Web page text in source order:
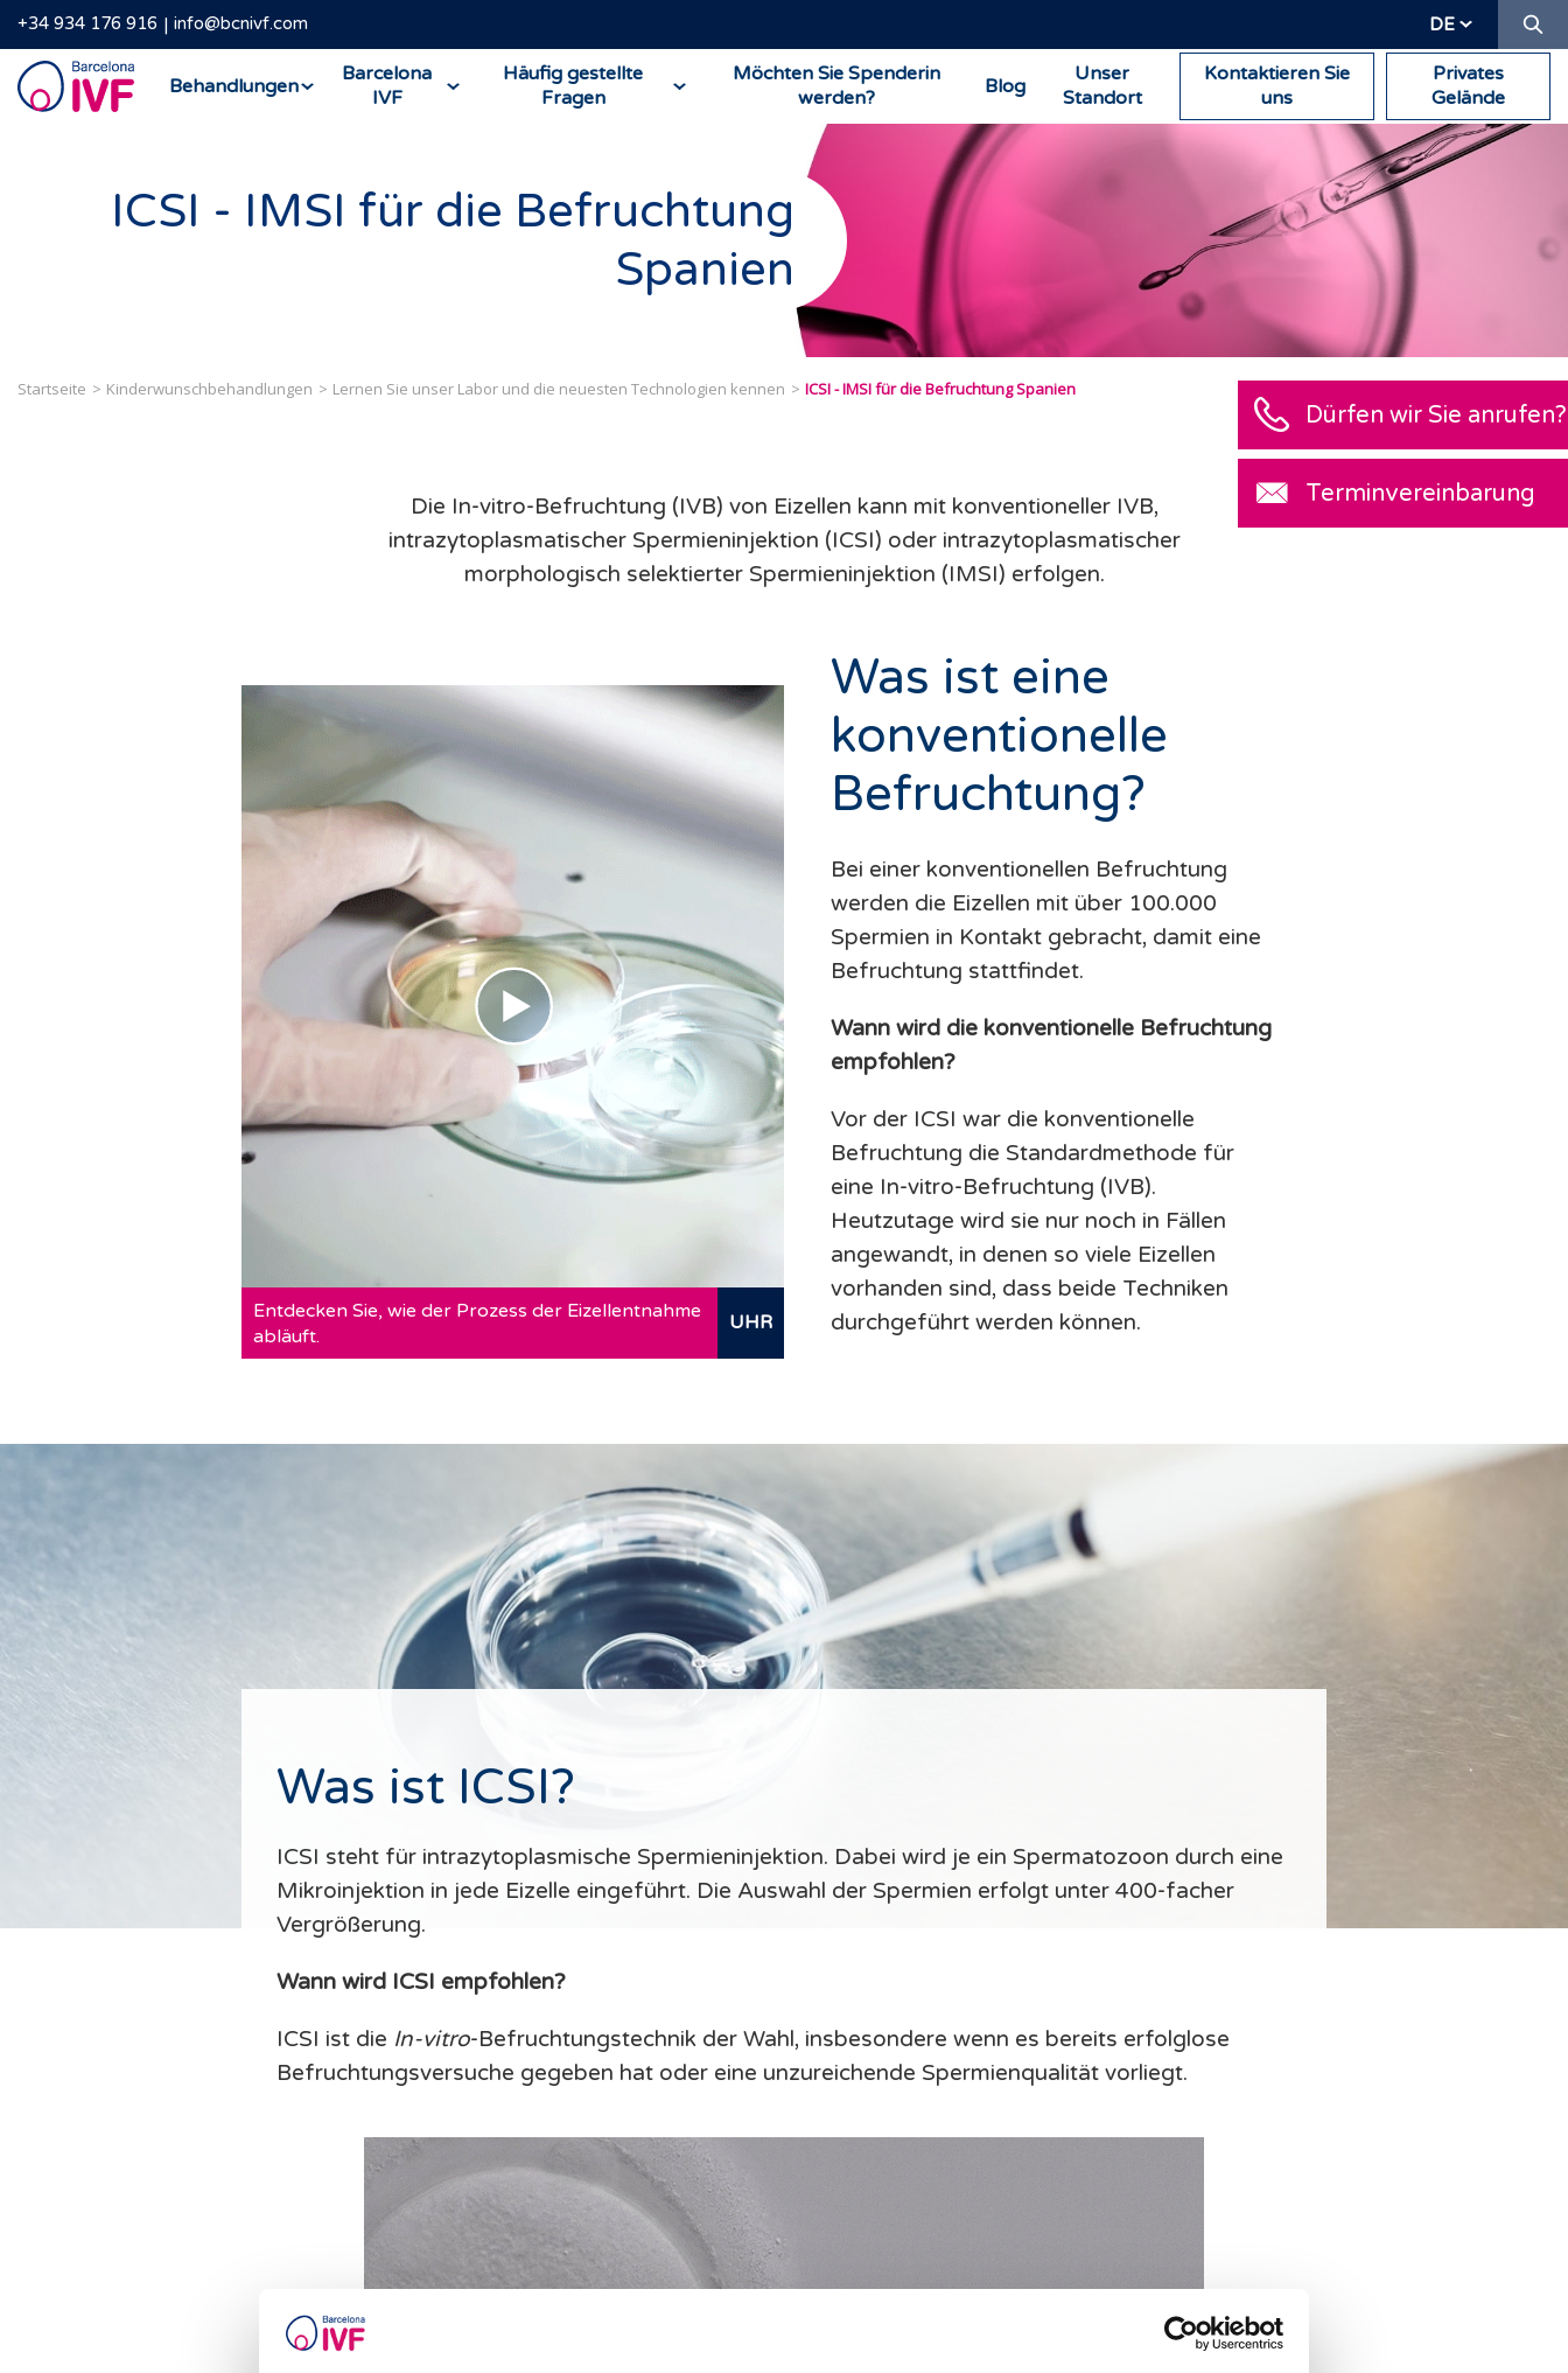
+34 934 176 916 info@bcnivf.com DE
Barcelona
IVF
Behandlungen
Barcelona
IVF
Häufig gestellte
Fragen
Möchten Sie Spenderin
werden?
Blog
Unser
Standort
Kontaktieren Sie
uns
Privates
Gelände
ICSI - IMSI für die Befruchtung
Spanien
Startseite Kinderwunschbehandlungen Lernen Sie unser Labor und die neuesten Technologien kennen ICSI - IMSI für die Befruchtung Spanien
Die In-vitro-Befruchtung (IVB) von Eizellen kann mit konventioneller IVB,
intrazytoplasmatischer Spermieninjektion (ICSI) oder intrazytoplasmatischer
morphologisch selektierter Spermieninjektion (IMSI) erfolgen.
Entdecken Sie, wie der Prozess der Eizellentnahme
abläuft.
UHR
Was ist eine
konventionelle
Befruchtung?
Bei einer konventionellen Befruchtung
werden die Eizellen mit über 100.000
Spermien in Kontakt gebracht, damit eine
Befruchtung stattfindet.
Wann wird die konventionelle Befruchtung
empfohlen?
Vor der ICSI war die konventionelle
Befruchtung die Standardmethode für
eine In-vitro-Befruchtung (IVB).
Heutzutage wird sie nur noch in Fällen
angewandt, in denen so viele Eizellen
vorhanden sind, dass beide Techniken
durchgeführt werden können.
Was ist ICSI?
ICSI steht für intrazytoplasmische Spermieninjektion. Dabei wird je ein Spermatozoon durch eine
Mikroinjektion in jede Eizelle eingeführt. Die Auswahl der Spermien erfolgt unter 400-facher
Vergrößerung.
Wann wird ICSI empfohlen?
ICSI ist die In-vitro-Befruchtungstechnik der Wahl, insbesondere wenn es bereits erfolglose
Befruchtungsversuche gegeben hat oder eine unzureichende Spermienqualität vorliegt.